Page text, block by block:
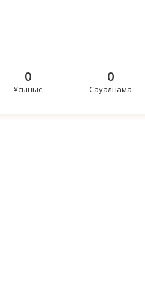
0
Ұсыныс
0
Сауалнама